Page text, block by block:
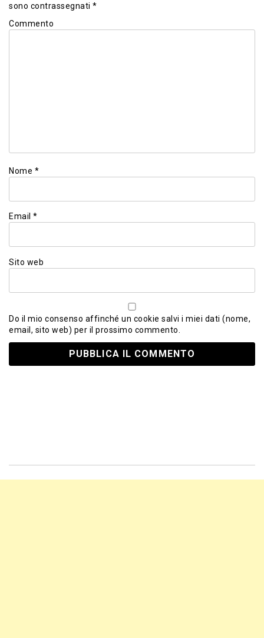
sono contrassegnati *
Commento
Nome *
Email *
Sito web
Do il mio consenso affinché un cookie salvi i miei dati (nome,
email, sito web) per il prossimo commento.